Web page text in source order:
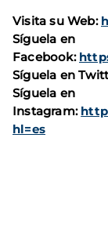
Visita su Web:
Síguela en
Facebook:
Síguela en
Síguela en
Instagram:
hl=es